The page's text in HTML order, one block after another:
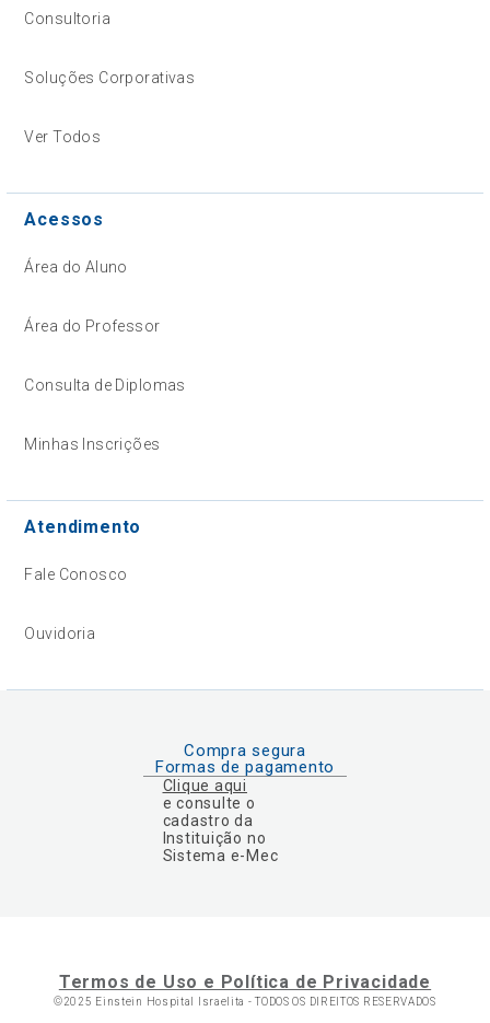
Consultoria
Soluções Corporativas
Ver Todos
Acessos
Área do Aluno
Área do Professor
Consulta de Diplomas
Minhas Inscrições
Atendimento
Fale Conosco
Ouvidoria
Compra segura
Formas de pagamento
Clique aqui
e consulte o
cadastro da
Instituição no
Sistema e-Mec
Termos de Uso e Política de Privacidade
©2025 Einstein Hospital Israelita -TODOS OS DIREITOS RESERVADOS